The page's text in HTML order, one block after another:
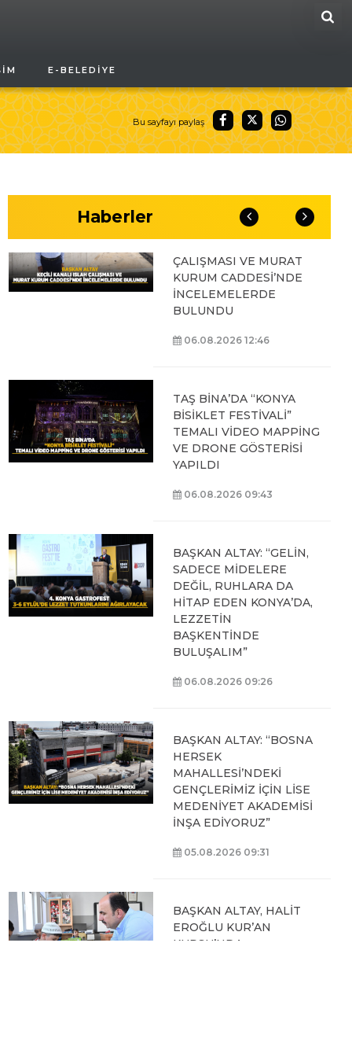
E-BELEDIYE
Bu sayfayı paylaş
Haberler
OYUNLARI’NIN FİNAL
TURUNDA
ÖĞRENCİLERİN
HEYECANINI PAYLAŞTI
BAŞKAN ALTAY, KEÇİLİ
ÇALIŞMASI VE MURAT
KURUM CADDESİ’NDE
İNCELEMELERDE
BULUNDU
06.08.2026 12:46
TAŞ BİNA’DA “KONYA
BİSİKLET FESTİVALİ”
TEMALI VİDEO MAPPİNG
VE DRONE GÖSTERİSİ
YAPILDI
06.08.2026 09:43
BAŞKAN ALTAY: “GELİN,
SADECE MİDELERE
DEĞİL, RUHLARA DA
HİTAP EDEN KONYA’DA,
LEZZETİN
BAŞKENTİNDE
BULUŞALIM”
06.08.2026 09:26
BAŞKAN ALTAY: “BOSNA
HERSEK
MAHALLESİ’NDEKİ
GENÇLERİMİZ İÇİN LİSE
MEDENİYET AKADEMİSİ
İNŞA EDİYORUZ”
05.08.2026 09:31
BAŞKAN ALTAY, HALİT
EROĞLU KUR’AN
KURSU’NDA